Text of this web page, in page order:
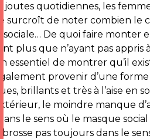
joutes quotidiennes, les
surcroît de noter combien le
sociale… De quoi faire monter
plus que n’ayant pas appris
essentiel de montrer qu’il
provenir d’une
brillants et très à l’aise en
le moindre manque
le sens où le masque
pas toujours dans le